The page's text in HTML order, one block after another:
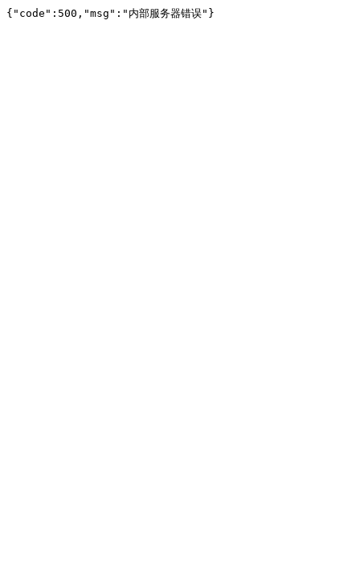
{"code":500,"msg":"内部服务器错误"}